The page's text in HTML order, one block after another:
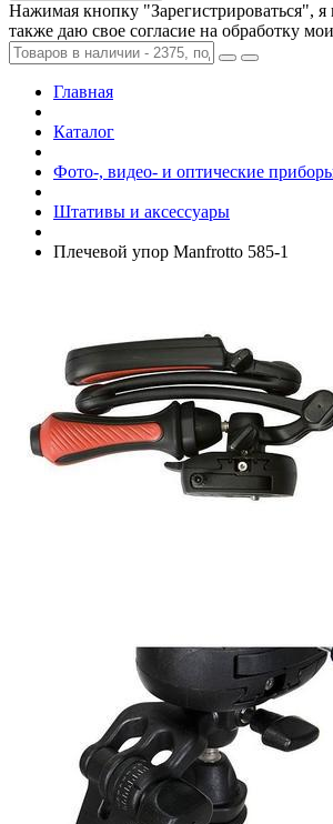
Нажимая кнопку "Зарегистрироваться",
также даю свое согласие на обработку
Главная
Каталог
Фото-, видео- и оптические
Штативы и аксессуары
Плечевой упор Manfrotto 585-1